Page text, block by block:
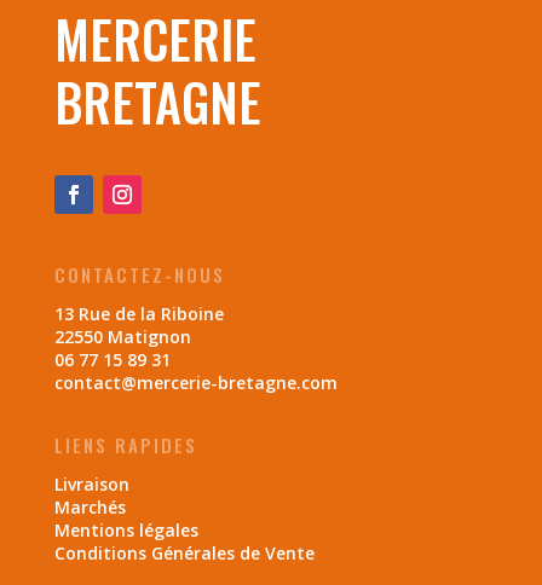
MERCERIE
BRETAGNE
CONTACTEZ-NOUS
13 Rue de la Riboine
22550 Matignon
06 77 15 89 31
contact@mercerie-bretagne.com
LIENS RAPIDES
Livraison
Marchés
Mentions légales
Conditions Générales de Vente